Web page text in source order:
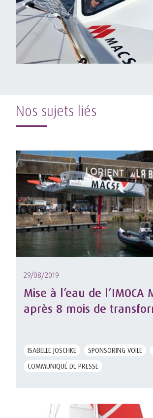
Nos sujets liés
29/08/2019
Mise à l’eau de l’IMOCA
après 8 mois de
ISABELLE JOSCHKE SPONSORING VOILE
COMMUNIQUÉ DE PRESSE